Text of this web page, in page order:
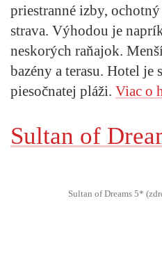
priestranné izby,
strava. Výhodou je
neskorých raňajok.
bazény a terasu. Hotel
piesočnatej pláži. Viac o
Sultan of
Sultan of Dreams 5*